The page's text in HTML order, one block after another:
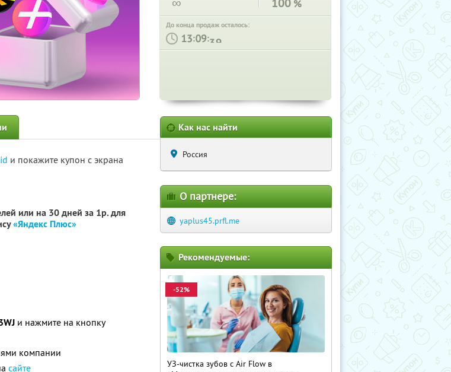
%
До конца продаж осталось:
: :
и покажите купон с экрана
или на 30 дней за 1р. для
«Яндекс Плюс»
и нажмите на кнопку
компании
сайте
Как нас найти
Россия
О партнере:
yaplus45.prfl.me
Рекомендуемые:
-52%
УЗ-чистка зубов с Air Flow в